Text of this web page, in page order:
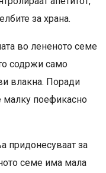
за храна.
во лененото семе
содржи само
влакна. Поради
поефикасно
придонесуваат за
семе има мала